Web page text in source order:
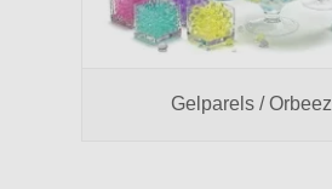
Gelparels / Orbeez